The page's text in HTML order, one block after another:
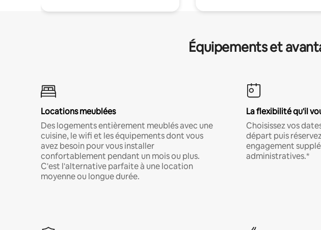
Équipements et
Locations meublées
Des logements entièrement meublés avec une
cuisine, le wifi et les équipements dont vous
avez besoin pour vous installer
confortablement pendant un mois ou plus.
C'est l'alternative parfaite à une location
moyenne ou longue durée.
La flexibilité qu'il
Choisissez vos
départ puis
engagement
administratives.*